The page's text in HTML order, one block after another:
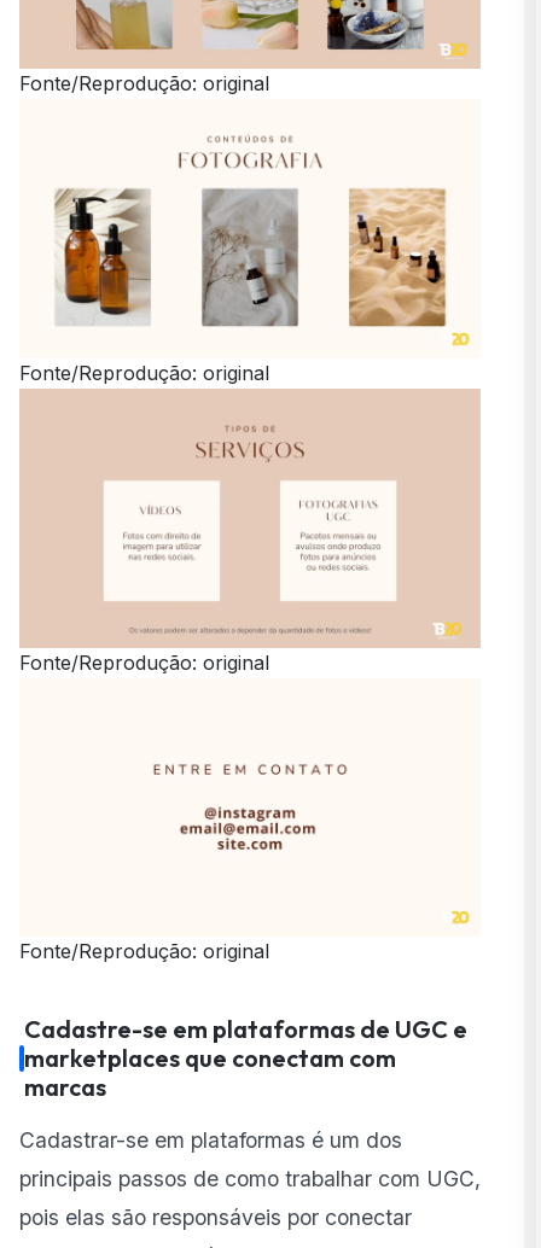
Fonte/Reprodução: original
Fonte/Reprodução: original
Fonte/Reprodução: original
Fonte/Reprodução: original
Cadastre-se em plataformas de UGC e
marketplaces que conectam com
marcas
Cadastrar-se em plataformas é um dos
principais passos de como trabalhar com UGC,
pois elas são responsáveis por conectar